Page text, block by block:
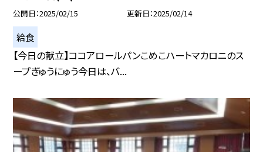
公開日 2025/02/15 更新日 2025/02/14
給食
【今日の献立】ココアロールパンこめこハートマカロニのス
ープぎゅうにゅう今日は、バ...